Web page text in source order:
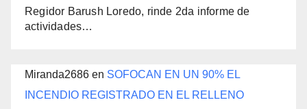
Regidor Barush Loredo, rinde 2da informe de
actividades…
Miranda2686 en SOFOCAN EN UN 90% EL
INCENDIO REGISTRADO EN EL RELLENO